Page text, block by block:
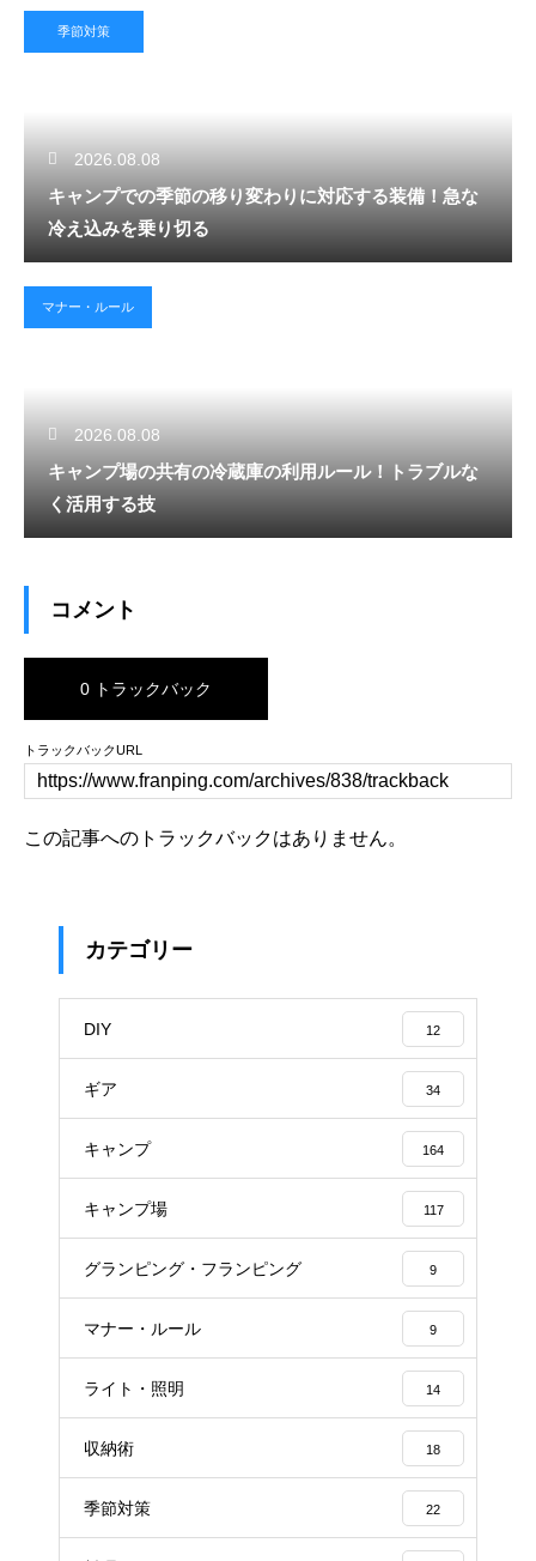
季節対策
2026.08.08
キャンプでの季節の移り変わりに対応する装備！急な
冷え込みを乗り切る
マナー・ルール
2026.08.08
キャンプ場の共有の冷蔵庫の利用ルール！トラブルな
く活用する技
コメント
0 トラックバック
トラックバックURL
この記事へのトラックバックはありません。
カテゴリー
DIY 12
ギア 34
キャンプ 164
キャンプ場 117
グランピング・フランピング 9
マナー・ルール 9
ライト・照明 14
収納術 18
季節対策 22